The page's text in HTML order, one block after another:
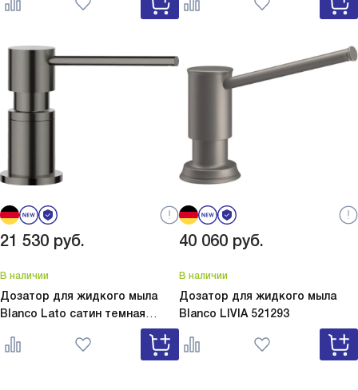
серый 526954
белый 526955
21 530 руб.
В наличии
Дозатор для жидкого мыла
Blanco Lato сатин темная
Lato сатин темная сталь
527743
40 060 руб.
В наличии
Дозатор для жидкого мыла
Blanco LIVIA 521293